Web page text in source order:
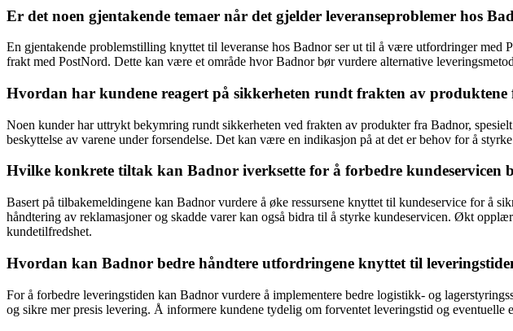
Er det noen gjentakende temaer når det gjelder leveranseproblemer hos
En gjentakende problemstilling knyttet til leveranse hos Badnor ser ut til å være utfordringer med
frakt med PostNord. Dette kan være et område hvor Badnor bør vurdere alternative
Hvordan har kundene reagert på sikkerheten rundt frakten av
Noen kunder har uttrykt bekymring rundt sikkerheten ved frakten av produkter fra Badnor,
beskyttelse av varene under forsendelse. Det kan være en indikasjon på at det er behov for å
Hvilke konkrete tiltak kan Badnor iverksette for å forbedre kundeservicen
Basert på tilbakemeldingene kan Badnor vurdere å øke ressursene knyttet til kundeservice for å
håndtering av reklamasjoner og skadde varer kan også bidra til å styrke kundeservicen. Økt
kundetilfredshet.
Hvordan kan Badnor bedre håndtere utfordringene knyttet til
For å forbedre leveringstiden kan Badnor vurdere å implementere bedre logistikk- og
og sikre mer presis levering. Å informere kundene tydelig om forventet leveringstid og eventuelle